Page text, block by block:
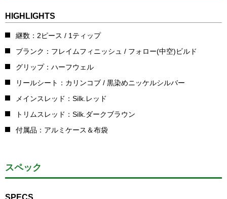
HIGHLIGHTS
継数：2ピース / 1ティップ
ブランク：フレイムフィニッシュ / フォロー(中空)ビルド
グリップ：ハーフウェル
リールシート：カリンコブ / 黒染めニッケルシルバー
メインスレッド：Silk.レッド
トリムスレッド：Silk.ダークブラウン
付属品：アルミケース＆布袋
スペック
SPECS